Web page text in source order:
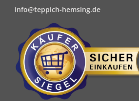
info@teppich-hemsing.de